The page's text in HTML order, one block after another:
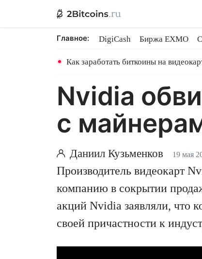
Главное: DigiCash Биржа EXMO
Как заработать биткоины на
Nvidia
с
Даниил Кузьменков 19 мая
Производитель видеокарт
компанию в сокрытии
акций Nvidia заявляли, что
своей причастности к